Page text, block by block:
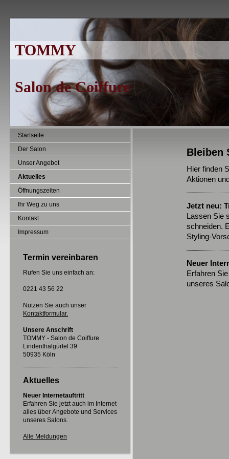
TOMMY
Salon de Coiffure
Startseite
Der Salon
Unser Angebot
Aktuelles
Öffnungszeiten
Ihr Weg zu uns
Kontakt
Impressum
Termin vereinbaren
Rufen Sie uns einfach an:
0221 43 56 22
Nutzen Sie auch unser
Kontaktformular.
Unsere Anschrift
TOMMY - Salon de Coiffure
Lindenthalgürtel 39
50935 Köln
Aktuelles
Neuer Internetauftritt
Erfahren Sie jetzt auch im Internet
alles über Angebote und Services
unseres Salons.
Alle Meldungen
Bleiben
Hier finden
Aktionen
Jetzt neu:
Lassen Sie
schneiden.
Styling-
Neuer
Erfahren
unseres